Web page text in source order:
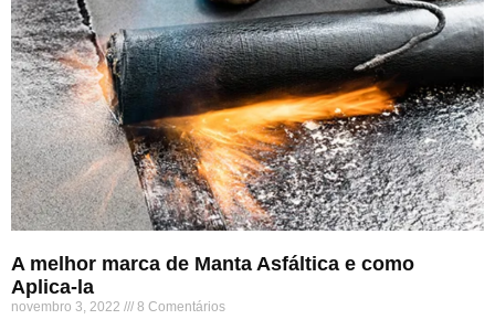
A melhor marca de Manta Asfáltica e como
Aplica-la
novembro 3, 2022 8 Comentários